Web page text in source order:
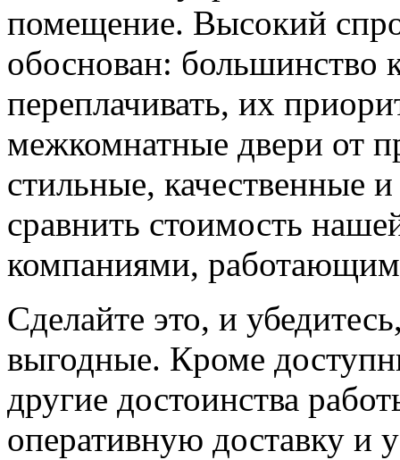
помещение. Высокий
обоснован: большинство
переплачивать, их
межкомнатные двери от
стильные, качественные
сравнить стоимость
компаниями,
Сделайте это, и
выгодные. Кроме
другие достоинства
оперативную доставку и